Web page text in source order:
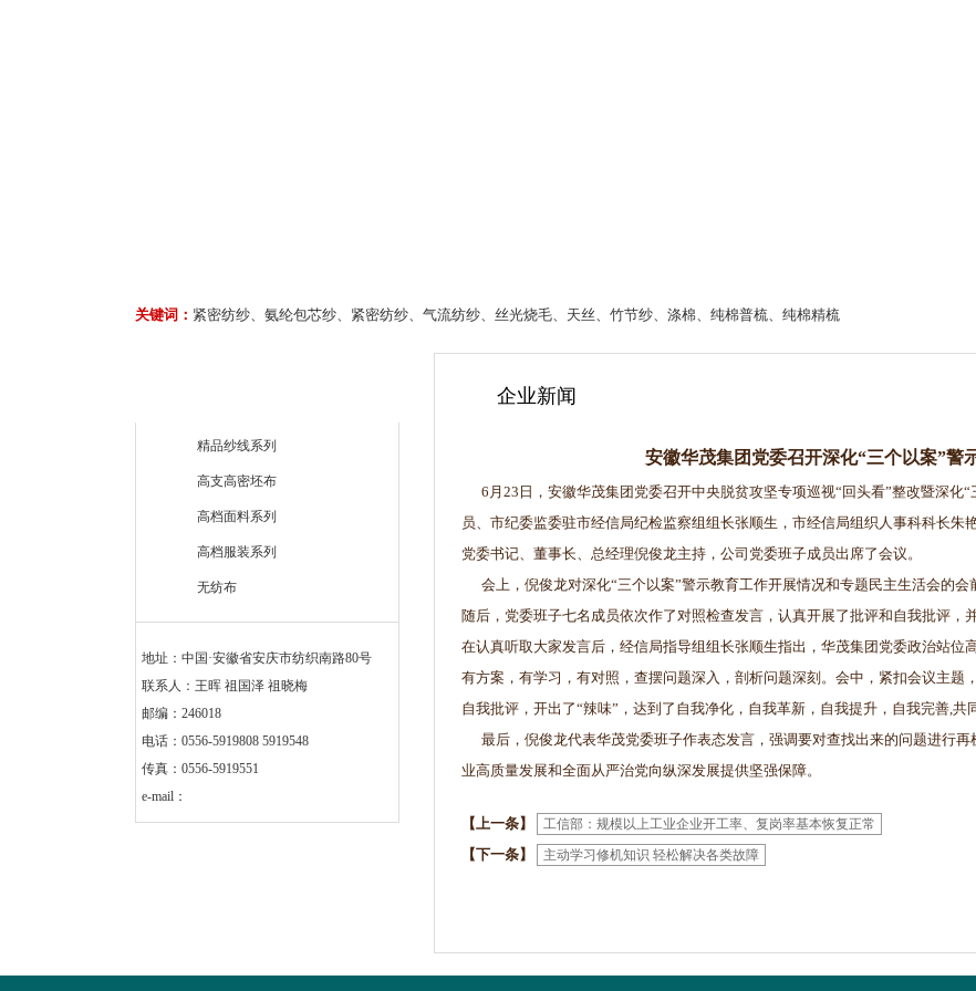
关键词： 紧密纺纱、氨纶包芯纱、紧密纺纱、气流纺纱、丝光烧毛、天丝、竹节纱、涤棉、纯棉普梳、纯棉精梳
精品纱线系列
高支高密坯布
高档面料系列
高档服装系列
无纺布
地址：中国·安徽省安庆市纺织南路80号
联系人：王晖 祖国泽 祖晓梅
邮编：246018
电话：0556-5919808 5919548
传真：0556-5919551
e-mail：
企业新闻
安徽华茂集团党委召开深化“三个以案”警
6月23日，安徽华茂集团党委召开中央脱贫攻坚专项巡视“回头看”整改暨深化
员、市纪委监委驻市经信局纪检监察组组长张顺生，市经信局组织人事科科长朱
党委书记、董事长、总经理倪俊龙主持，公司党委班子成员出席了会议。
会上，倪俊龙对深化“三个以案”警示教育工作开展情况和专题民主生活会的会
随后，党委班子七名成员依次作了对照检查发言，认真开展了批评和自我批评，
在认真听取大家发言后，经信局指导组组长张顺生指出，华茂集团党委政治站位
有方案，有学习，有对照，查摆问题深入，剖析问题深刻。会中，紧扣会议主题
自我批评，开出了“辣味”，达到了自我净化，自我革新，自我提升，自我完善,共
最后，倪俊龙代表华茂党委班子作表态发言，强调要对查找出来的问题进行
业高质量发展和全面从严治党向纵深发展提供坚强保障。
【上一条】 工信部：规模以上工业企业开工率、复岗率基本恢复正常
【下一条】 主动学习修机知识 轻松解决各类故障